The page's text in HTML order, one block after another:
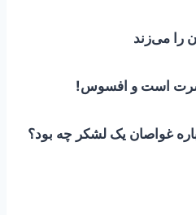
را می‌زند
است و افسوس!
غواصان یک لشکر چه بود؟